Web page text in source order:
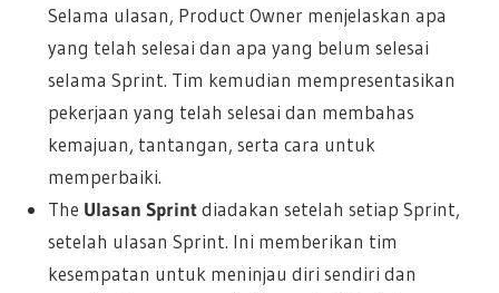
Selama ulasan, Product Owner menjelaskan apa
yang telah selesai dan apa yang belum selesai
selama Sprint. Tim kemudian mempresentasikan
pekerjaan yang telah selesai dan membahas
kemajuan, tantangan, serta cara untuk
memperbaiki.
The Ulasan Sprintdiadakan setelah setiap Sprint,
setelah ulasan Sprint. Ini memberikan tim
kesempatan untuk meninjau diri sendiri dan